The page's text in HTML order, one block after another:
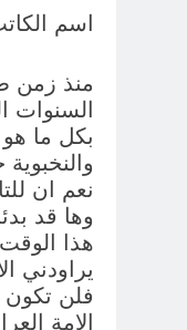
اسم
منذ زمن
السنوات
بكل ما
نعم ان
وها قد
هذا
يراودني
فلن تكون
الامة